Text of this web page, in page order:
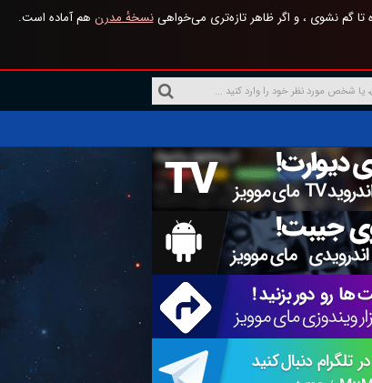
گم نشوی ، و اگر ظاهر تازه‌تری می‌خواهینسخهٔ مدرن هم آماده است.